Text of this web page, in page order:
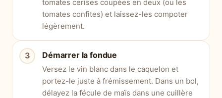
tomates cerises coupées en deux (ou les
tomates confites) et laissez-les compoter
légèrement.
Démarrer la fondue
Versez le vin blanc dans le caquelon et
portez-le juste à frémissement. Dans un bol,
délayez la fécule de maïs dans une cuillère